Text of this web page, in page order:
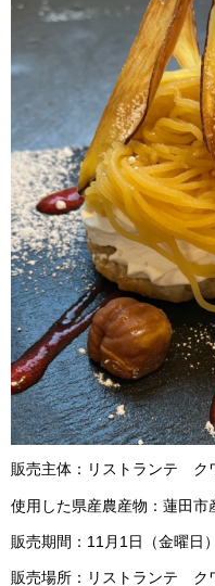
販売主体：リストランテ
使用した県産農産物：蓮田市
販売期間：11月1日（金曜日
販売場所：リストランテ